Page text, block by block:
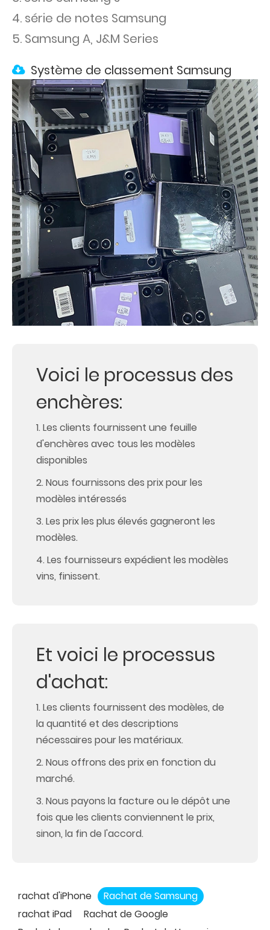
4. série de notes Samsung
5. Samsung A, J&M Series
Système de classement Samsung
Voici le processus des
enchères:
1. Les clients fournissent une feuille
d'enchères avec tous les modèles
disponibles
2. Nous fournissons des prix pour les
modèles intéressés
3. Les prix les plus élevés gagneront les
modèles.
4. Les fournisseurs expédient les modèles
vins, finissent.
Et voici le processus
d'achat:
1. Les clients fournissent des modèles, de
la quantité et des descriptions
nécessaires pour les matériaux.
2. Nous offrons des prix en fonction du
marché.
3. Nous payons la facture ou le dépôt une
fois que les clients conviennent le prix,
sinon, la fin de l'accord.
rachat d'iPhone
Rachat de Samsung
rachat iPad
Rachat de Google